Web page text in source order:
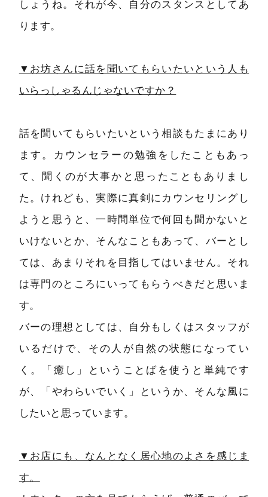
しょうね。それが今、自分のスタンスとしてあ
ります。
▼お坊さんに話を聞いてもらいたいという人も
いらっしゃるんじゃないですか？
話を聞いてもらいたいという相談もたまにあり
ます。カウンセラーの勉強をしたこともあっ
て、聞くのが大事かと思ったこともありまし
た。けれども、実際に真剣にカウンセリングし
ようと思うと、一時間単位で何回も聞かないと
いけないとか、そんなこともあって、バーとし
ては、あまりそれを目指してはいません。それ
は専門のところにいってもらうべきだと思いま
す。
バーの理想としては、自分もしくはスタッフが
いるだけで、その人が自然の状態になってい
く。「癒し」ということばを使うと単純です
が、「やわらいでいく」というか、そんな風に
したいと思っています。
▼お店にも、なんとなく居心地のよさを感じま
す。